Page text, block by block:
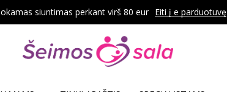
siuntimas perkant virš 80 eur Eiti į e parduotuvę